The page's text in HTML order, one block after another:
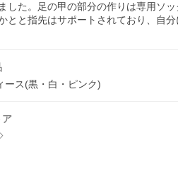
した。足の甲の部分の作りは専用ソ
とと指先はサポートされており、自
ース(黒・白・ピンク)
ア